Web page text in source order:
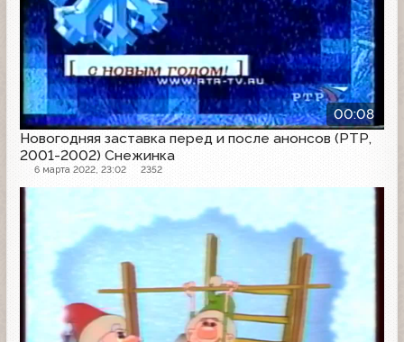
00:08
Новогодняя заставка перед и после анонсов (РТР,
2001-2002) Снежинка
6 марта 2022, 23:02 2352